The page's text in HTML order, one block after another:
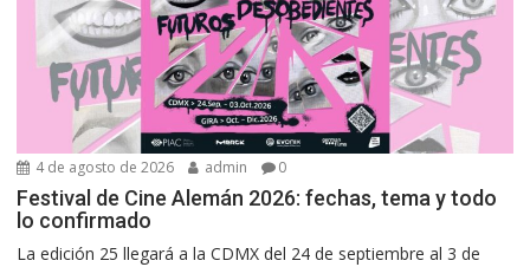
4 de agosto de 2026 admin 0
Festival de Cine Alemán 2026: fechas, tema y todo
lo confirmado
La edición 25 llegará a la CDMX del 24 de septiembre al 3 de